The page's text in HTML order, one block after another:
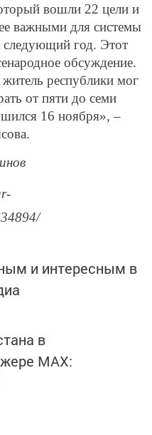
вошли 22 цели и
важными для системы
следующий год. Этот
обсуждение.
республики мог
от пяти до семи
16 ноября», –
и интересным в
в
MАХ: